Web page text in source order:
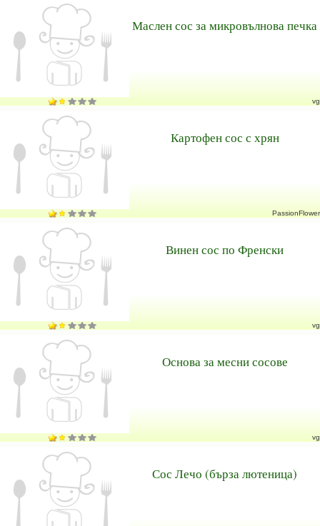
Маслен сос за микровълнова печка
vg
Картофен сос с хрян
PassionFlower
Винен сос по Френски
vg
Основа за месни сосове
vg
Сос Лечо (бърза лютеница)